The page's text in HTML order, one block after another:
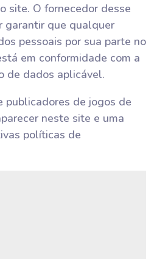
site. O fornecedor desse
garantir que qualquer
pessoais por sua parte no
em conformidade com a
de dados aplicável.
publicadores de jogos de
neste site e uma
políticas de